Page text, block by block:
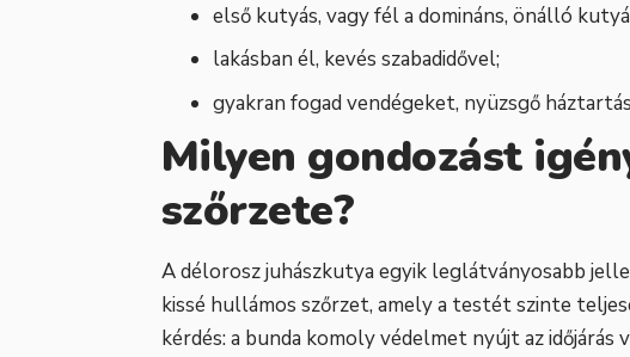
első kutyás, vagy fél a domináns, önálló
lakásban él, kevés szabadidővel;
gyakran fogad vendégeket, nyüzsgő
Milyen gondozást
szőrzete?
A délorosz juhászkutya egyik leglátványosabb
kissé hullámos szőrzet, amely a testét szinte
kérdés: a bunda komoly védelmet nyújt az időjárás